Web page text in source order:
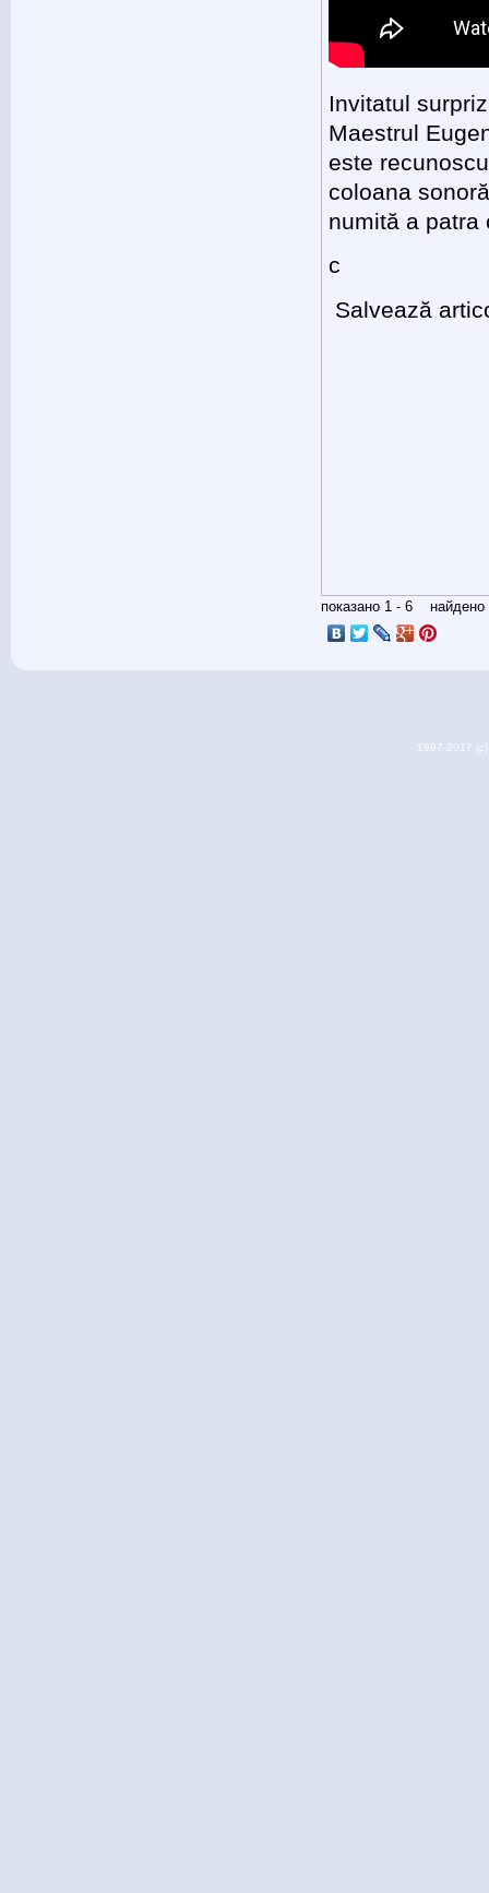
Invitatul
Maestrul
este
coloana
numită a patra
c
Salvează
показано 1 - 6 найдено
1997-2017